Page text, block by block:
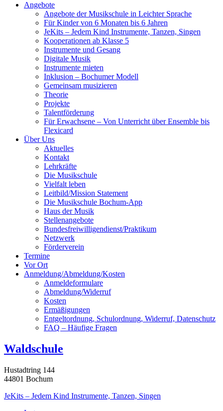
Angebote
Angebote der Musikschule in Leichter Sprache
Für Kinder von 6 Monaten bis 6 Jahren
JeKits – Jedem Kind Instrumente, Tanzen, Singen
Kooperationen ab Klasse 5
Instrumente und Gesang
Digitale Musik
Instrumente mieten
Inklusion – Bochumer Modell
Gemeinsam musizieren
Theorie
Projekte
Talentförderung
Für Erwachsene – Von Unterricht über Ensemble bis
Flexicard
Über Uns
Aktuelles
Kontakt
Lehrkräfte
Die Musikschule
Vielfalt leben
Leitbild/Mission Statement
Die Musikschule Bochum-App
Haus der Musik
Stellenangebote
Bundesfreiwilligendienst/Praktikum
Netzwerk
Förderverein
Termine
Vor Ort
Anmeldung/Abmeldung/Kosten
Anmeldeformulare
Abmeldung/Widerruf
Kosten
Ermäßigungen
Entgeltordnung, Schulordnung, Widerruf, Datenschutz
FAQ – Häufige Fragen
Waldschule
Hustadtring 144
44801 Bochum
JeKits – Jedem Kind Instrumente, Tanzen, Singen